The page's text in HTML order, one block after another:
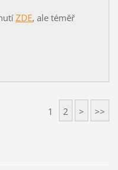
ZDE, ale téměř
1 2 > >>